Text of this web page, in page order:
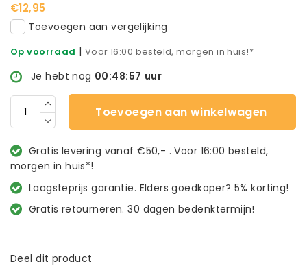
€12,95
Toevoegen aan vergelijking
Op voorraad | Voor 16:00 besteld, morgen in huis!*
Je hebt nog 00:48:57 uur
Toevoegen aan winkelwagen
Gratis levering vanaf €50,- . Voor 16:00 besteld,
morgen in huis*!
Laagsteprijs garantie. Elders goedkoper? 5% korting!
Gratis retourneren. 30 dagen bedenktermijn!
Deel dit product